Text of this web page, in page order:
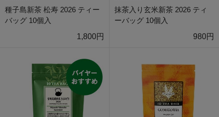
種子島新茶 松寿 2026 ティー
バッグ 10個入
1,800円
抹茶入り玄米新茶 2026 ティ
ーバッグ 10個入
980円